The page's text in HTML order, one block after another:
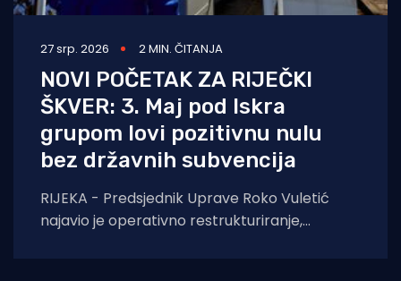
27 srp. 2026 2 MIN. ČITANJA
NOVI POČETAK ZA RIJEČKI
ŠKVER: 3. Maj pod Iskra
grupom lovi pozitivnu nulu
bez državnih subvencija
RIJEKA - Predsjednik Uprave Roko Vuletić
najavio je operativno restrukturiranje,